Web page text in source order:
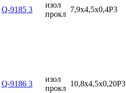
Q-9185 3
изол
прокл
7,9x4,5x0,4P3
Q-9186 3
изол
прокл
10,8x4,5x0,20P3